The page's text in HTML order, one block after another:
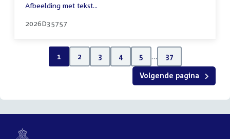
Afbeelding met tekst...
2026D35757
1 2 3 4 5 … 37
Volgende pagina